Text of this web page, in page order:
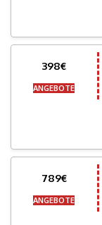
398€
ANGEBOTE
789€
ANGEBOTE